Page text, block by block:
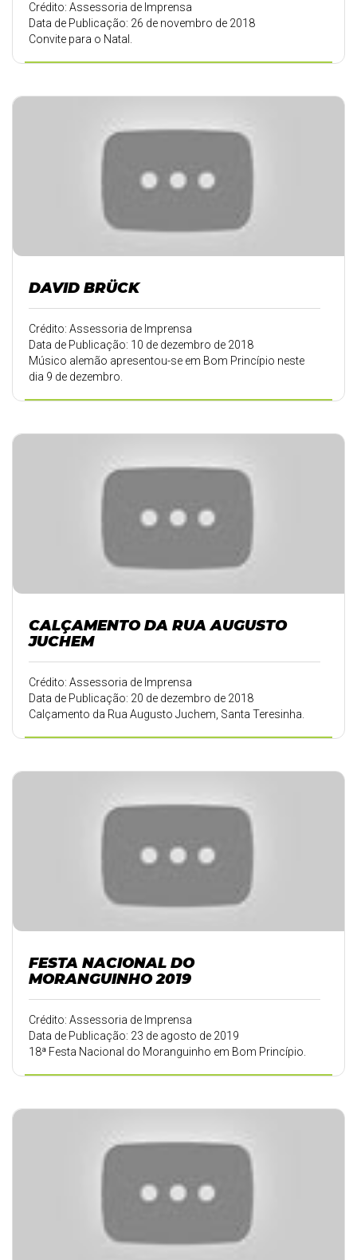
Crédito: Assessoria de Imprensa
Data de Publicação: 26 de novembro de 2018
Convite para o Natal.
DAVID BRÜCK
Crédito: Assessoria de Imprensa
Data de Publicação: 10 de dezembro de 2018
Músico alemão apresentou-se em Bom Princípio neste
dia 9 de dezembro.
CALÇAMENTO DA RUA AUGUSTO
JUCHEM
Crédito: Assessoria de Imprensa
Data de Publicação: 20 de dezembro de 2018
Calçamento da Rua Augusto Juchem, Santa Teresinha.
FESTA NACIONAL DO
MORANGUINHO 2019
Crédito: Assessoria de Imprensa
Data de Publicação: 23 de agosto de 2019
18ª Festa Nacional do Moranguinho em Bom Princípio.